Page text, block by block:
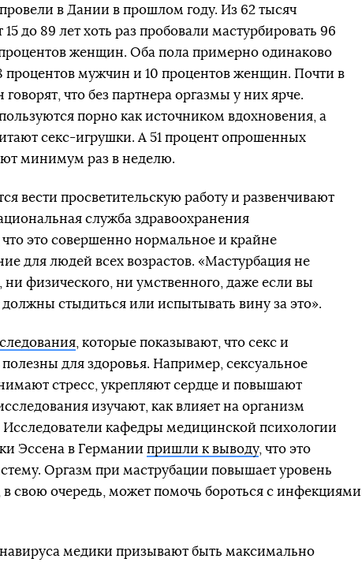
в Дании в прошлом году. Из 62 тысяч
15 до 89 лет хоть раз пробовали мастурбировать 96
женщин. Оба пола примерно одинаково
процентов мужчин и 10 процентов женщин. Почти в
что без партнера оргазмы у них ярче.
порно как источником вдохновения, а
секс-игрушки. А 51 процент опрошенных
минимум раз в неделю.
вести просветительскую работу и развенчивают
служба здравоохранения
, что это совершенно нормальное и крайне
для людей всех возрастов. «Мастурбация не
ни физического, ни умственного, даже если вы
должны стыдиться или испытывать вину за это».
, которые показывают, что секс и
для здоровья. Например, сексуальное
стресс, укрепляют сердце и повышают
изучают, как влияет на организм
Исследователи кафедры медицинской психологии
Эссена в Германии пришли к выводу, что это
Оргазм при маструбации повышает уровень
в свою очередь, может помочь бороться с инфекциями
медики призывают быть максимально